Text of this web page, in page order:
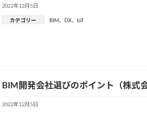
2022年12月5日
カテゴリー BIM、 DX、 IoT
BIM開発会社選びのポイント（株式
2022年12月5日